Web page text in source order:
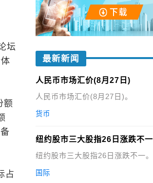
坛
额
占
最新新闻
人民币市场汇价(8月27日)
人民币市场汇价(8月27日)。
货币
纽约股市三大股指26日涨跌不一
纽约股市三大股指26日涨跌不一。
国际